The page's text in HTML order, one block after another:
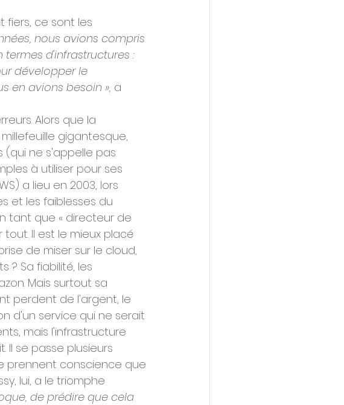
fiers, ce sont les
nous avions compris
d'infrastructures :
développer le
en avions besoin », a
Alors que la
gigantesque,
(qui ne s'appelle pas
à utiliser pour ses
a lieu en 2003, lors
et les faiblesses du
tant que « directeur de
Il est le mieux placé
de miser sur le cloud,
? Sa fiabilité, les
Mais surtout sa
perdent de l'argent, le
d'un service qui ne serait
mais l'infrastructure
Il se passe plusieurs
prennent conscience que
lui, a le triomphe
de prédire que cela